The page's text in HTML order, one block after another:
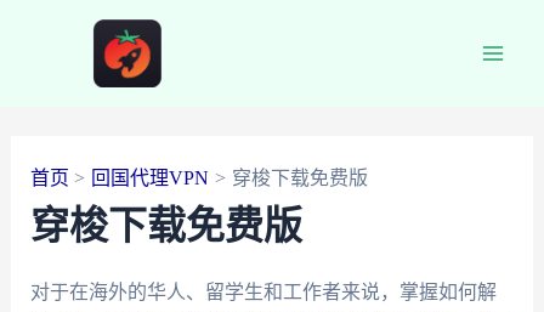
首页 回国代理VPN 穿梭下载免费版
穿梭下载免费版
对于在海外的华人、留学生和工作者来说，掌握如何解